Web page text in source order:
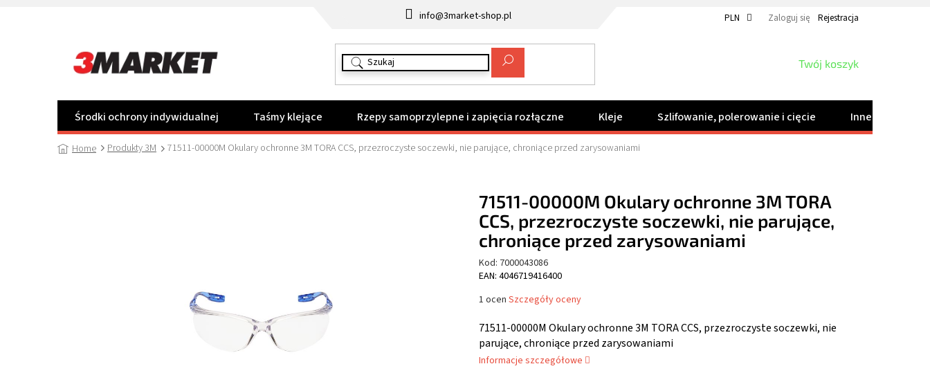
info@3market-shop.pl PLN Zaloguj się Rejestracja
KOSZYK
Twój koszyk
Środki ochrony indywidualnej Taśmy klejące Rzepy samoprzylepne i zapięcia rozłączne Kleje Szlifowanie, polerowanie i cięcie Inne produkty
Home Produkty 3M 71511-00000M Okulary ochronne 3M TORA CCS, przezroczyste soczewki, nie parujące, chroniące przed zarysowaniami
71511-00000M Okulary ochronne 3M TORA CCS, przezroczyste soczewki, nie
parujące, chroniące przed zarysowaniami
Informacje szczegółowe
71511-00000M Okulary ochronne 3M TORA
CCS, przezroczyste soczewki, nie parujące,
chroniące przed zarysowaniami
Kod: 7000043086
EAN: 4046719416400
Średnia
produktu
wynosi
5,0
na
1 ocen Szczegóły oceny